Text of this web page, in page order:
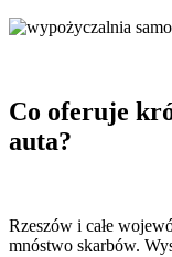
Co oferuje
auta?
Rzeszów i całe
mnóstwo skarbów.